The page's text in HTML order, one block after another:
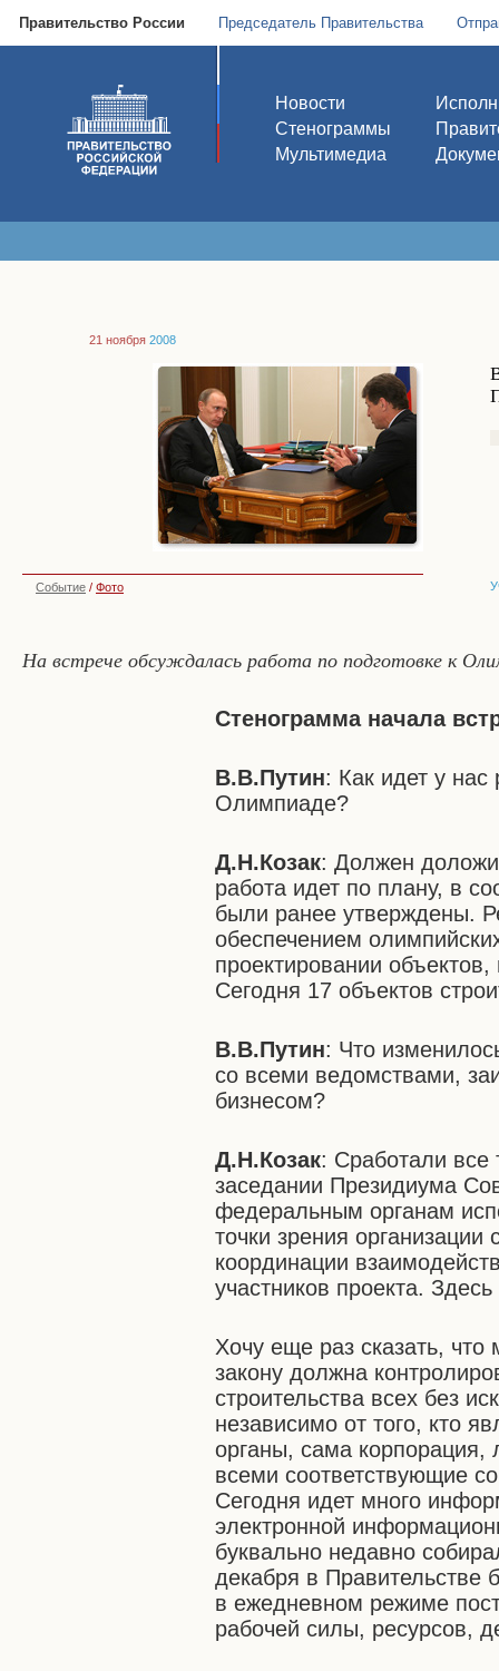
Правительство России Председатель Правительства
Новости
Стенограммы
Мультимедиа
21 ноября 2008
Событие / Фото
На встрече обсуждалась работа по подготовке к
Стенограмма начала
В.В.Путин: Как идет у
Олимпиаде?
Д.Н.Козак: Должен
работа идет по плану, в
были ранее утверждены.
обеспечением
проектировании
Сегодня 17 объектов
В.В.Путин: Что
со всеми ведомствами,
бизнесом?
Д.Н.Козак: Сработали все
заседании Президиума
федеральным органам
точки зрения
координации
участников проекта.
Хочу еще раз сказать, что
закону должна
строительства всех без
независимо от того, кто
органы, сама корпорация,
всеми соответствующие
Сегодня идет много
электронной
буквально недавно
декабря в Правительстве
в ежедневном режиме
рабочей силы, ресурсов,